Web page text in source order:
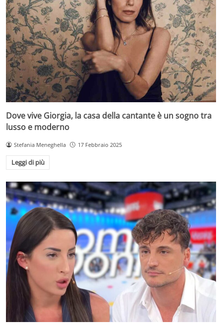
Dove vive Giorgia, la casa della cantante è un sogno tra
lusso e moderno
Stefania Meneghella 17 Febbraio 2025
Leggi di più